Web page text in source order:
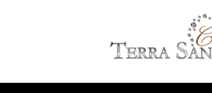
Ir para a página inicial